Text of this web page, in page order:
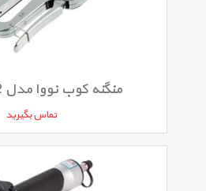
منگنه کوب نووا مدل NTS 1172
تماس بگیرید